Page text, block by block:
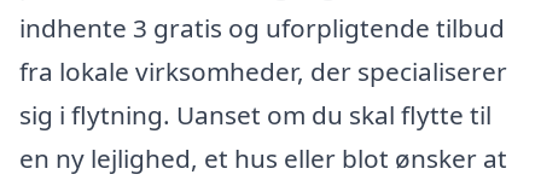
indhente 3 gratis og uforpligtende tilbud
fra lokale virksomheder, der specialiserer
sig i flytning. Uanset om du skal flytte til
en ny lejlighed, et hus eller blot ønsker at